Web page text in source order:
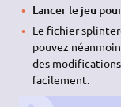
Lancer le jeu
Le fichier
pouvez
des
facilement.